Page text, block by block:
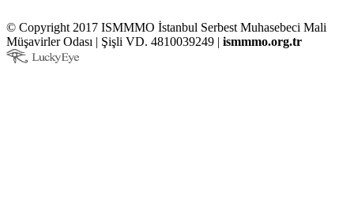
© Copyright 2017 ISMMMO İstanbul Serbest Muhasebeci Mali
Müşavirler Odası | Şişli VD. 4810039249 | ismmmo.org.tr